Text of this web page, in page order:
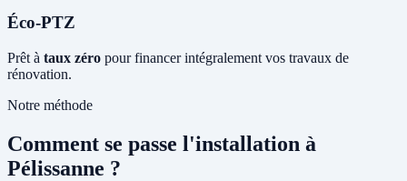
Éco-PTZ
Prêt à taux zéro pour financer intégralement vos travaux de
rénovation.
Notre méthode
Comment se passe l'installation à
Pélissanne ?